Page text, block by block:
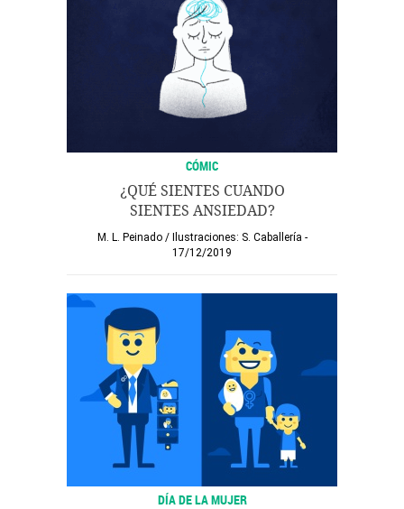
CÓMIC
¿QUÉ SIENTES CUANDO
SIENTES ANSIEDAD?
M. L. Peinado / Ilustraciones: S. Caballería
17/12/2019
DÍA DE LA MUJER